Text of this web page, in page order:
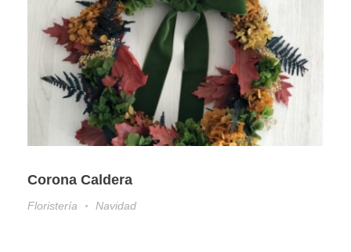
Corona Caldera
Floristería Navidad